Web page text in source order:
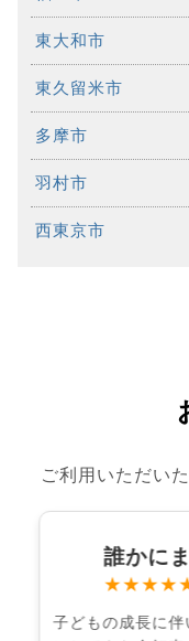
東大和市
東久留米市
多摩市
羽村市
西東京市
ご利用いただい
誰かに
子どもの成長に